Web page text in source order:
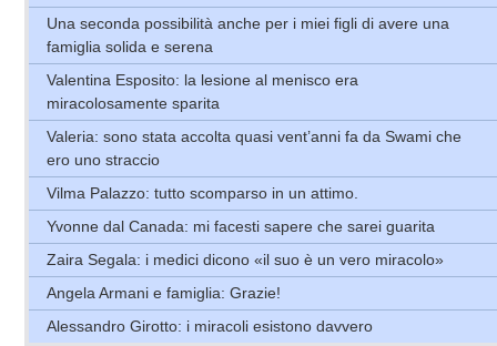
Una seconda possibilità anche per i miei figli di avere una
famiglia solida e serena
Valentina Esposito: la lesione al menisco era
miracolosamente sparita
Valeria: sono stata accolta quasi vent’anni fa da Swami che
ero uno straccio
Vilma Palazzo: tutto scomparso in un attimo.
Yvonne dal Canada: mi facesti sapere che sarei guarita
Zaira Segala: i medici dicono «il suo è un vero miracolo»
Angela Armani e famiglia: Grazie!
Alessandro Girotto: i miracoli esistono davvero